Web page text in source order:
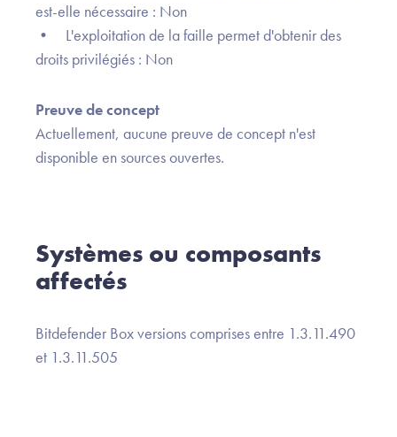
est-elle nécessaire : Non
• L'exploitation de la faille permet d'obtenir des
droits privilégiés : Non
Preuve de concept
Actuellement, aucune preuve de concept n'est
disponible en sources ouvertes.
Systèmes ou composants
affectés
Bitdefender Box versions comprises entre 1.3.11.490
et 1.3.11.505